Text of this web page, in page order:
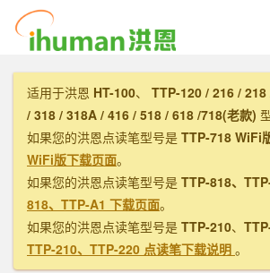
适用于洪恩 HT-100、 TTP-120 / 216 /
/ 318 / 318A / 416 / 518 / 618 /718(老款)
如果您的洪恩点读笔型号是 TTP-718 WiFi
WiFi版下载页面。
如果您的洪恩点读笔型号是 TTP-818、
818、TTP-A1 下载页面。
如果您的洪恩点读笔型号是 TTP-210、
TTP-210、TTP-220 点读笔下载说明 。